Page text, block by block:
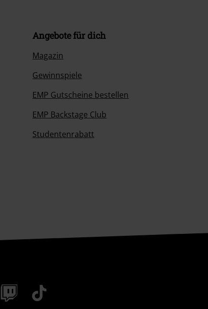
Angebote für dich
Magazin
Gewinnspiele
EMP Gutscheine bestellen
EMP Backstage Club
Studentenrabatt